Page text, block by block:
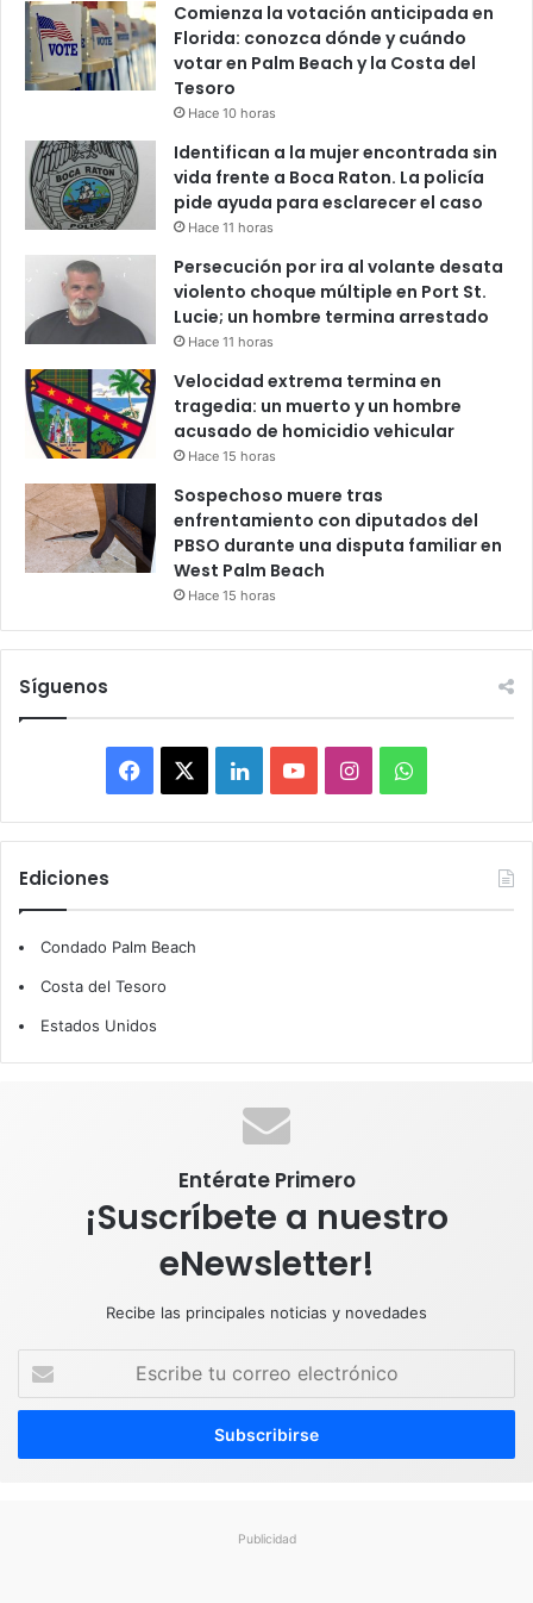
Comienza la votación anticipada en
Florida: conozca dónde y cuándo
votar en Palm Beach y la Costa del
Tesoro
Hace 10 horas
Identifican a la mujer encontrada sin
vida frente a Boca Raton. La policía
pide ayuda para esclarecer el caso
Hace 11 horas
Persecución por ira al volante desata
violento choque múltiple en Port St.
Lucie; un hombre termina arrestado
Hace 11 horas
Velocidad extrema termina en
tragedia: un muerto y un hombre
acusado de homicidio vehicular
Hace 15 horas
Sospechoso muere tras
enfrentamiento con diputados del
PBSO durante una disputa familiar en
West Palm Beach
Hace 15 horas
Síguenos
a
e
b
L
i
k
n
o
T
I
n
t
W
h
t
Ediciones
Condado Palm Beach
Costa del Tesoro
Estados Unidos
Entérate Primero
¡Suscríbete a nuestro
eNewsletter!
Recibe las principales noticias y novedades
c
i
Publicidad